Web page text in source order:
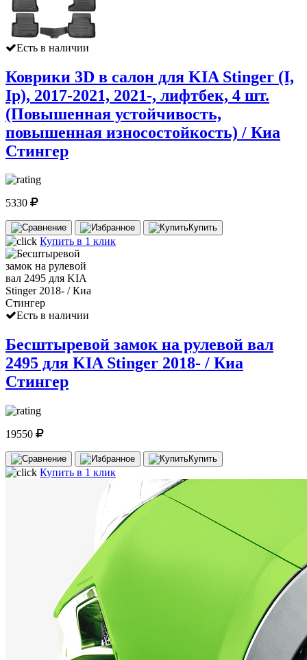
Есть в наличии
Коврики 3D в салон для KIA Stinger (I,
Iр), 2017-2021, 2021-, лифтбек, 4 шт.
(Повышенная устойчивость,
повышенная износостойкость) / Киа
Стингер
5330
Купить
Купить в 1 клик
Есть в наличии
Бесштыревой замок на рулевой вал
2495 для KIA Stinger 2018- / Киа
Стингер
19550
Купить
Купить в 1 клик